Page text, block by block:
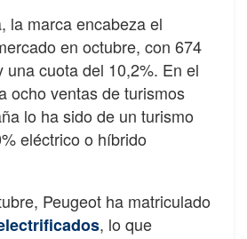
la marca encabeza el
en octubre, con 674
una cuota del 10,2%. En el
ocho ventas de turismos
lo ha sido de un turismo
eléctrico o híbrido
Peugeot ha matriculado
, lo que